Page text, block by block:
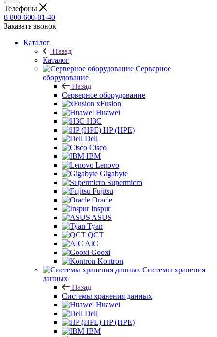
Телефоны
8 800 600-81-40
Заказать звонок
Каталог
Назад
Каталог
Серверное
оборудование
Назад
Серверное оборудование
xFusion
Huawei
H3C
HP (HPE)
Dell
Cisco
IBM
Lenovo
Gigabyte
Supermicro
Fujitsu
Oracle
Inspur
ASUS
Tyan
QCT
AIC
Gooxi
Kontron
Системы хранения
данных
Назад
Системы хранения данных
Huawei
Dell
HP (HPE)
IBM